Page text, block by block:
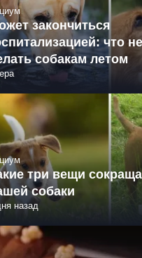
закончиться
что
собакам летом
три вещи
собаки
назад